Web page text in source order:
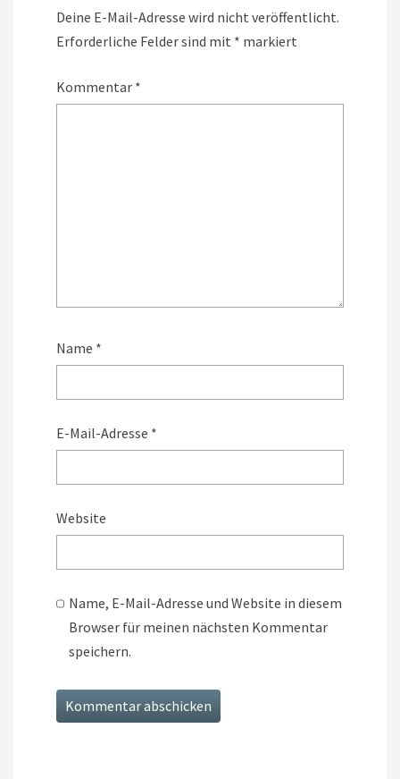
Deine E-Mail-Adresse wird nicht veröffentlicht.
Erforderliche Felder sind mit * markiert
Kommentar *
Name *
E-Mail-Adresse *
Website
Name, E-Mail-Adresse und Website in diesem
Browser für meinen nächsten Kommentar
speichern.